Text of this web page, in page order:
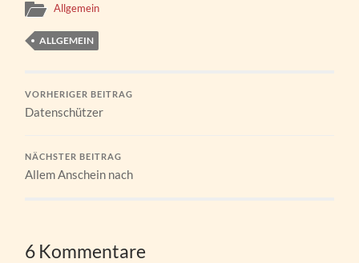
Allgemein
ALLGEMEIN
VORHERIGER BEITRAG
Datenschützer
NÄCHSTER BEITRAG
Allem Anschein nach
6 Kommentare